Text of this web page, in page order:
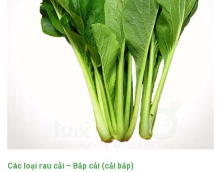
Các loại rau cải – Bắp cải (cải bắp)